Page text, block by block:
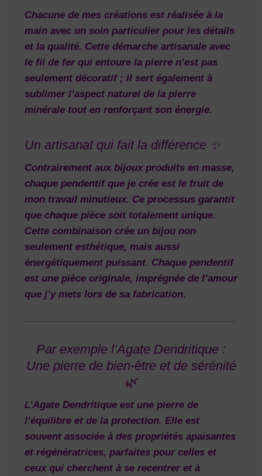
Chacune de mes créations est réalisée à la
main avec un soin particulier pour les détails
et la qualité. Cette démarche artisanale avec
le fil de fer qui entoure la pierre n’est pas
seulement décoratif ; il sert également à
sublimer l’aspect naturel de la pierre
minérale tout en renforçant son énergie.
Un artisanat qui fait la différence ✨
Contrairement aux bijoux produits en masse,
chaque pendentif que je crée est le fruit de
mon travail minutieux. Ce processus garantit
que chaque pièce soit totalement unique.
Cette combinaison crée un bijou non
seulement esthétique, mais aussi
énergétiquement puissant. Chaque pendentif
est une pièce originale, imprégnée de l’amour
que j’y mets lors de sa fabrication.
Par exemple l’Agate Dendritique :
Une pierre de bien-être et de sérénité
🌿
L’Agate Dendritique est une pierre de
l’équilibre et de la protection. Elle est
souvent associée à des propriétés apaisantes
et régénératrices, parfaites pour celles et
ceux qui cherchent à se recentrer et à